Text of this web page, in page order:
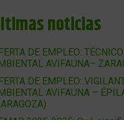
noticias
DE EMPLEO:
AVIFAUNA–
DE EMPLEO:
AVIFAUNA –